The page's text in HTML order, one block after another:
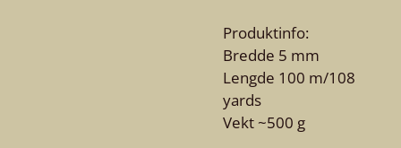
Produktinfo:
Bredde 5 mm
Lengde 100 m/108
yards
Vekt ~500 g